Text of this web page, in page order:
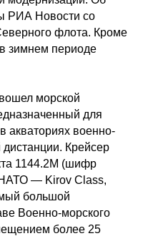
РИА Новости со
флота. Кроме
зимнем периоде
морской
для
акваториях военно-
дистанции. Крейсер
1144.2М (шифр
— Kirov Class,
большой
Военно-морского
более 25